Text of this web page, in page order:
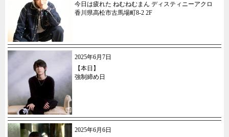
今日は疲れた ねむねむまん ディスティニーアクロ
香川県高松市古馬場町8-2 2F
2025年6月7日
【本日】
強制締め日
2025年6月6日